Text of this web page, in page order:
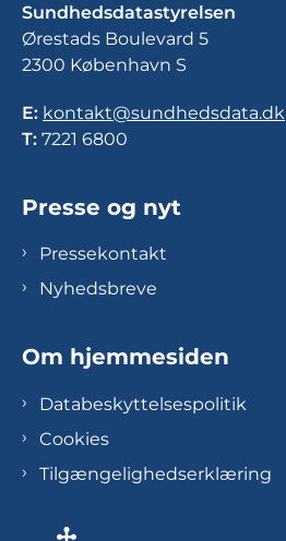
Sundhedsdatastyrelsen
Ørestads Boulevard 5
2300 København S
E: kontakt@sundhedsdata.dk
T: 7221 6800
Presse og nyt
Pressekontakt
Nyhedsbreve
Om hjemmesiden
Databeskyttelsespolitik
Cookies
Tilgængelighedserklæring